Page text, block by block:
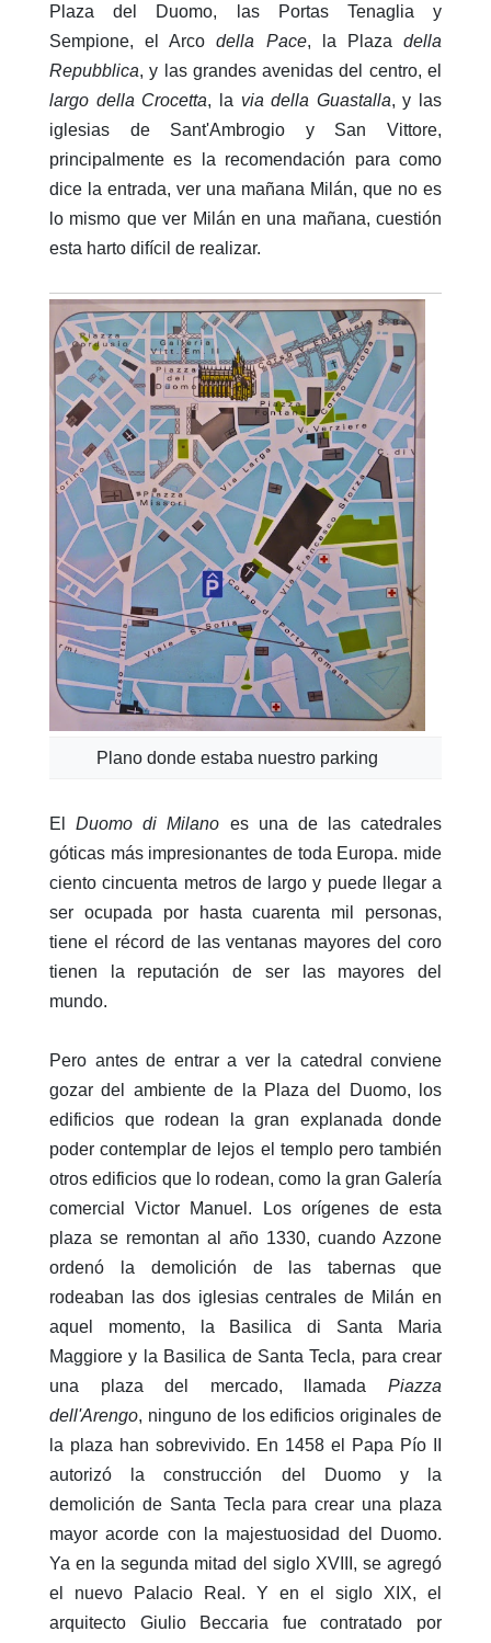
Plaza del Duomo, las Portas Tenaglia y
Sempione, el Arcodella Pace, la Plazadella
Repubblica, y las grandes avenidas del centro, el
largo della Crocetta, la via della Guastalla, y las
iglesias de Sant'Ambrogio y San Vittore,
principalmente es la recomendación para como
dice la entrada, ver una mañana Milán, que no es
lo mismo que ver Milán en una mañana, cuestión
esta harto difícil de realizar.
Plano donde estaba nuestro parking
ElDuomo di Milano es una de las catedrales
góticas más impresionantes de toda Europa. mide
ciento cincuenta metros de largo y puede llegar a
ser ocupada por hasta cuarenta mil personas,
tiene el récord de las ventanas mayores del coro
tienen la reputación de ser las mayores del
mundo.
Pero antes de entrar a ver la catedral conviene
gozar del ambiente de la Plaza del Duomo, los
edificios que rodean la gran explanada donde
poder contemplar de lejos el templo pero también
otros edificios que lo rodean, como la gran Galería
comercial Victor Manuel. Los orígenes de esta
plaza se remontan al año 1330, cuando Azzone
ordenó la demolición de las tabernas que
rodeaban las dos iglesias centrales de Milán en
aquel momento, la Basilica di Santa Maria
Maggiore y la Basilica de Santa Tecla, para crear
una plaza del mercado, llamada Piazza
dell'Arengo, ninguno de los edificios originales de
la plaza han sobrevivido. En 1458 el Papa Pío II
autorizó la construcción del Duomo y la
demolición de Santa Tecla para crear una plaza
mayor acorde con la majestuosidad del Duomo.
Ya en la segunda mitad del siglo XVIII, se agregó
el nuevo Palacio Real. Y en el siglo XIX, el
arquitecto Giulio Beccaria fue contratado por